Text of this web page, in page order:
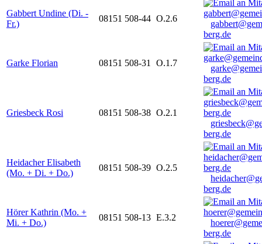
Gabbert Undine (Di. -
Fr.)
08151 508-44 O.2.6
berg.de
Garke Florian 08151 508-31 O.1.7
berg.de
Griesbeck Rosi 08151 508-38 O.2.1
berg.de
Heidacher Elisabeth
(Mo. + Di. + Do.)
08151 508-39 O.2.5
berg.de
Hörer Kathrin (Mo. +
Mi. + Do.)
08151 508-13 E.3.2
berg.de